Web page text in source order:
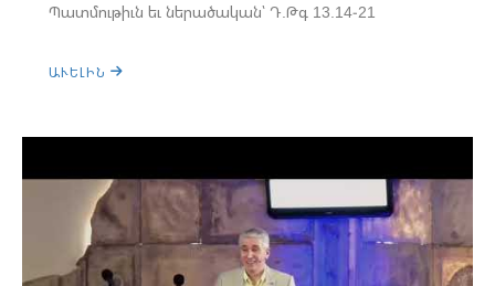
Պատմութիւն եւ ներածական՝ Դ.Թգ 13.14-21
ԱՒԵԼԻՆ